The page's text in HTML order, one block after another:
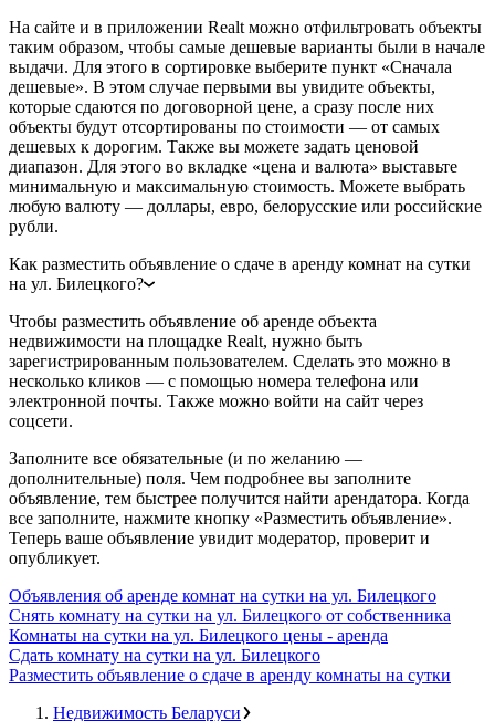
На сайте и в приложении Realt можно отфильтровать объекты
таким образом, чтобы самые дешевые варианты были в начале
выдачи. Для этого в сортировке выберите пункт «Сначала
дешевые». В этом случае первыми вы увидите объекты,
которые сдаются по договорной цене, а сразу после них
объекты будут отсортированы по стоимости — от самых
дешевых к дорогим. Также вы можете задать ценовой
диапазон. Для этого во вкладке «цена и валюта» выставьте
минимальную и максимальную стоимость. Можете выбрать
любую валюту — доллары, евро, белорусские или российские
рубли.
Как разместить объявление о сдаче в аренду комнат на сутки
на ул. Билецкого?
Чтобы разместить объявление об аренде объекта
недвижимости на площадке Realt, нужно быть
зарегистрированным пользователем. Сделать это можно в
несколько кликов — с помощью номера телефона или
электронной почты. Также можно войти на сайт через
соцсети.
Заполните все обязательные (и по желанию —
дополнительные) поля. Чем подробнее вы заполните
объявление, тем быстрее получится найти арендатора. Когда
все заполните, нажмите кнопку «Разместить объявление».
Теперь ваше объявление увидит модератор, проверит и
опубликует.
Объявления об аренде комнат на сутки на ул. Билецкого
Снять комнату на сутки на ул. Билецкого от собственника
Комнаты на сутки на ул. Билецкого цены - аренда
Сдать комнату на сутки на ул. Билецкого
Разместить объявление о сдаче в аренду комнаты на сутки
Недвижимость Беларуси